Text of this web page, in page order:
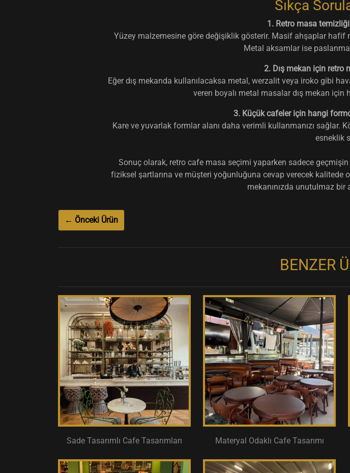
Sıkça
1. Retro masa temizliği
Yüzey malzemesine göre değişiklik gösterir. Masif ahşaplar hafif
Metal aksamlar ise
2. Dış mekan için retro
Eğer dış mekanda kullanılacaksa metal, werzalit veya iroko gibi
veren boyalı metal masalar dış mekan için
3. Küçük cafeler için hangi
Kare ve yuvarlak formlar alanı daha verimli kullanmanızı sağlar.
esneklik
Sonuç olarak, retro cafe masa seçimi yaparken sadece
fiziksel şartlarına ve müşteri yoğunluğuna cevap verecek kalitede
mekanınızda unutulmaz
← Önceki Ürün
BENZER
Sade Tasarımlı Cafe Tasarımları Materyal Odaklı Cafe Tasarımı